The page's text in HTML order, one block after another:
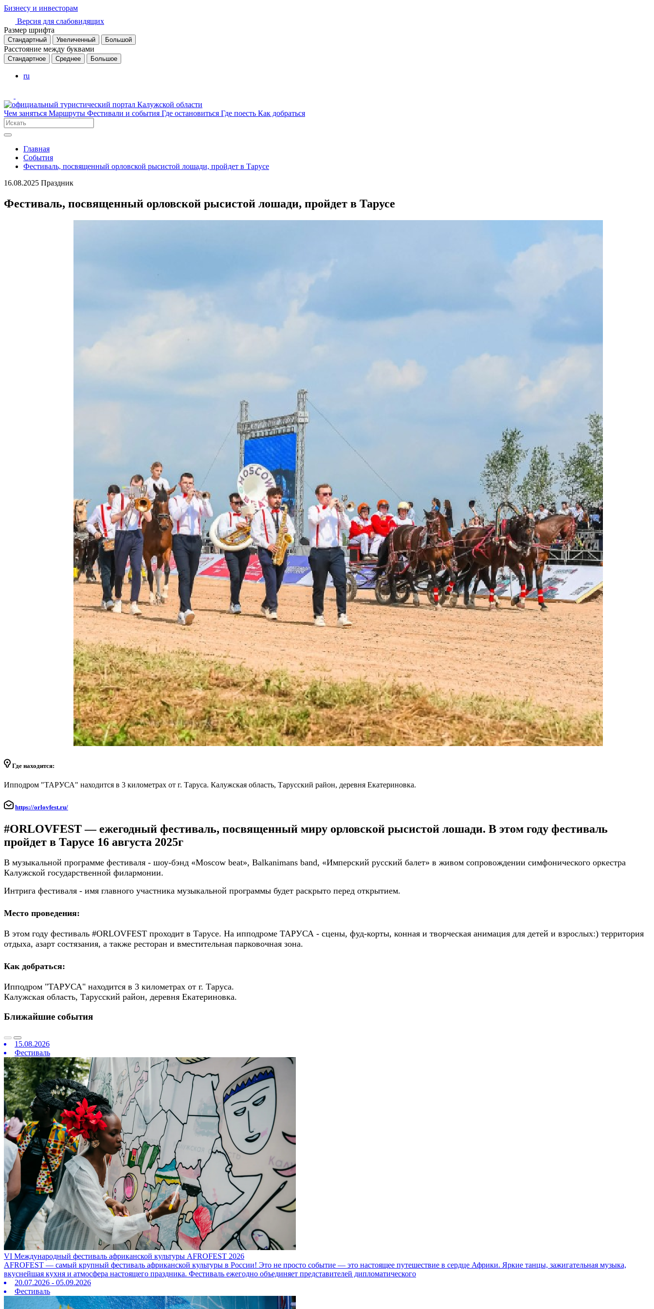
Бизнесу и инвесторам
Версия для слабовидящих
Размер шрифта
Стандартный Увеличенный Большой
Расстояние между буквами
Стандартное Среднее Большое
ru
Чем заняться Маршруты Фестивали и события Где остановиться Где поесть Как добраться
Главная
События
Фестиваль, посвященный орловской рысистой лошади, пройдет в Тарусе
16.08.2025 Праздник
Фестиваль, посвященный орловской рысистой лошади, пройдет в Тарусе
Где находится:
Ипподром "ТАРУСА" находится в 3 километрах от г. Таруса. Калужская область, Тарусский район, деревня Екатериновка.
https://orlovfest.ru/
#ORLOVFEST— ежегодный фестиваль, посвященный миру орловской рысистой лошади. В этом году фестиваль
пройдет в Тарусе 16 августа 2025г
В музыкальной программе фестиваля - шоу-бэнд «Moscow beat», Balkanimans band, «Имперский русский балет» в живом сопровождении симфонического оркестра
Калужской государственной филармонии.
Интрига фестиваля - имя главного участника музыкальной программы будет раскрыто перед открытием.
Место проведения:
В этом году фестиваль #ORLOVFEST проходит в Тарусе. На ипподроме ТАРУСА - сцены, фуд-корты, конная и творческая анимация для детей и взрослых:) территория
отдыха, азарт состязания, а также ресторан и вместительная парковочная зона.
Как добраться:
Ипподром "ТАРУСА" находится в 3 километрах от г. Таруса.
Калужская область, Тарусский район, деревня Екатериновка.
Ближайшие события
15.08.2026
Фестиваль
VI Международный фестиваль африканской культуры AFROFEST 2026
AFROFEST — самый крупный фестиваль африканской культуры в России! Это не просто событие — это настоящее путешествие в сердце Африки. Яркие танцы, зажигательная музыка,
вкуснейшая кухня и атмосфера настоящего праздника. Фестиваль ежегодно объединяет представителей дипломатического
20.07.2026 - 05.09.2026
Фестиваль